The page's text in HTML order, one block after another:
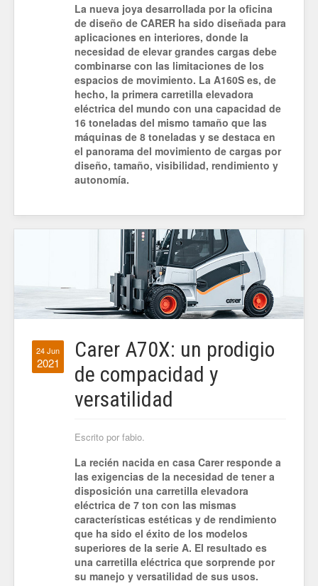
La nueva joya desarrollada por la oficina
de diseño de CARER ha sido diseñada para
aplicaciones en interiores, donde la
necesidad de elevar grandes cargas debe
combinarse con las limitaciones de los
espacios de movimiento. La A160S es, de
hecho, la primera carretilla elevadora
eléctrica del mundo con una capacidad de
16 toneladas del mismo tamaño que las
máquinas de 8 toneladas y se destaca en
el panorama del movimiento de cargas por
diseño, tamaño, visibilidad, rendimiento y
autonomía.
24 Jun
2021
Carer A70X: un prodigio
de compacidad y
versatilidad
Escrito por fabio.
La recién nacida en casa Carer responde a
las exigencias de la necesidad de tener a
disposición una carretilla elevadora
eléctrica de 7 ton con las mismas
características estéticas y de rendimiento
que ha sido el éxito de los modelos
superiores de la serie A. El resultado es
una carretilla eléctrica que sorprende por
su manejo y versatilidad de sus usos.